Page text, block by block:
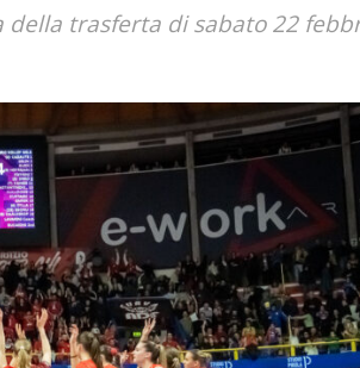
della trasferta di sabato 22